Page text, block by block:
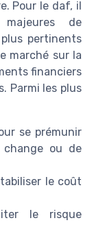
Pour le daf, il
majeures de
pertinents
marché sur la
financiers
Parmi les plus
se prémunir
ou de
le coût
le risque